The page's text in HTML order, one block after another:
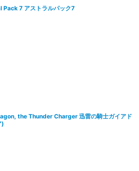
7 アストラルパック7
the Thunder Charger 迅雷の騎士ガイアド
)